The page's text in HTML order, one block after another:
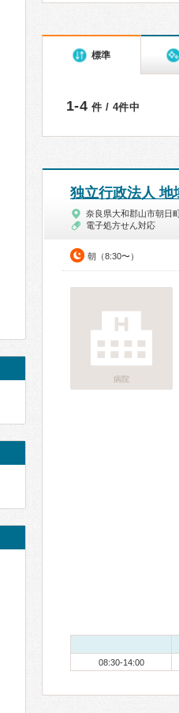
標準
1-4 件 / 4件中
独立行政法人 地
奈良県大和郡山市朝日
電子処方せん対応
朝（8:30〜）
病院
08:30-14:00